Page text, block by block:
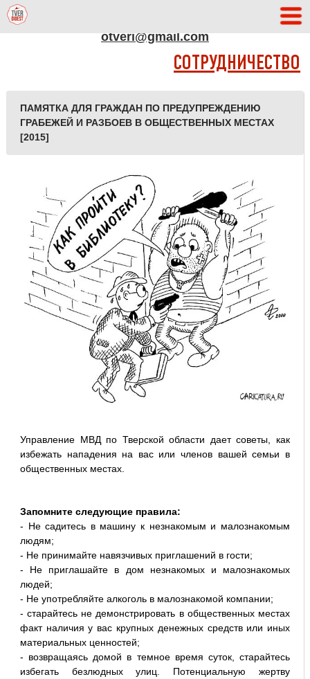
otveri@gmail.com
СОТРУДНИЧЕСТВО
ПАМЯТКА ДЛЯ ГРАЖДАН ПО ПРЕДУПРЕЖДЕНИЮ
ГРАБЕЖЕЙ И РАЗБОЕВ В ОБЩЕСТВЕННЫХ МЕСТАХ
[2015]
Управление МВД по Тверской области дает советы, как
избежать нападения на вас или членов вашей семьи в
общественных местах.
Запомните следующие правила:
- Не садитесь в машину к незнакомым и малознакомым
людям;
- Не принимайте навязчивых приглаше­ний в гости;
- Не приглашайте в дом незнакомых и малознакомых
людей;
- Не употребляйте алкоголь в малознакомой компании;
- старайтесь не демонстрировать в общественных местах
факт наличия у вас крупных денежных средств или иных
материальных ценностей;
- возвращаясь домой в темное время суток, старайтесь
избегать безлюдных улиц. Потенциальную жертву